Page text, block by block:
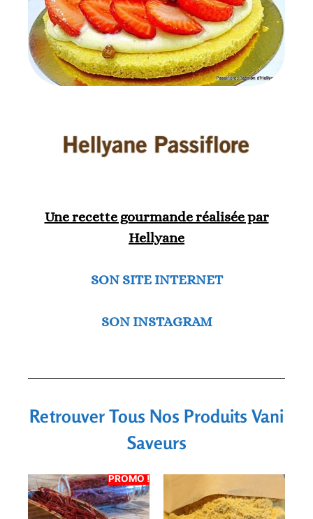
Une recette gourmande réalisée par
Hellyane
SON SITE INTERNET
SON INSTAGRAM
Retrouver Tous Nos Produits Vani
Saveurs
PROMO !